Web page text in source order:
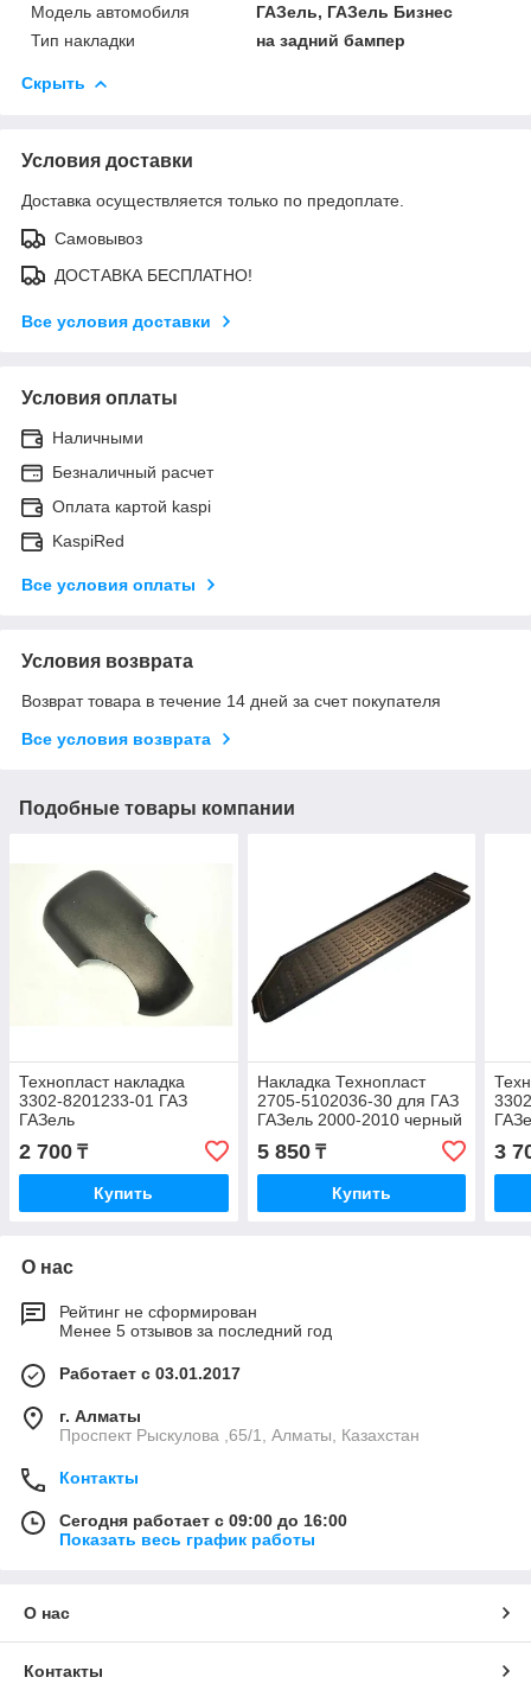
Модель автомобиля
ГАЗель, ГАЗель Бизнес
Тип накладки
на задний бампер
Скрыть
Условия доставки
Доставка осуществляется только по предоплате.
Самовывоз
ДОСТАВКА БЕСПЛАТНО!
Все условия доставки
Условия оплаты
Наличными
Безналичный расчет
Оплата картой kaspi
KaspiRed
Все условия оплаты
Условия возврата
Возврат товара в течение 14 дней за счет покупателя
Все условия возврата
Подобные товары компании
Технопласт накладка
3302-8201233-01 ГАЗ
ГАЗель
2 700 ₸
Купить
Накладка Технопласт
2705-5102036-30 для ГАЗ
ГАЗель 2000-2010 черный
5 850₸
Купить
3
О нас
Рейтинг не сформирован
Менее 5 отзывов за последний год
Работает с 03.01.2017
г. Алматы
Проспект Рыскулова ,65/1, Алматы, Казахстан
Контакты
Сегодня работает с 09:00 до 16:00
Показать весь график работы
О нас
Контакты